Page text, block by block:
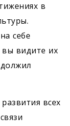
в
себе
видите их
всех